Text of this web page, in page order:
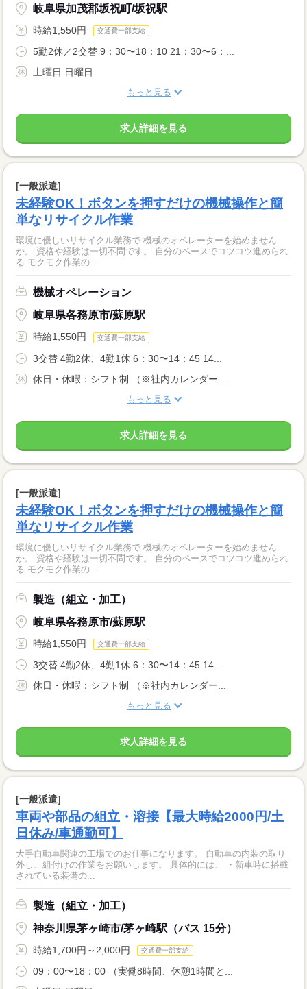
岐阜県加茂郡坂祝町/坂祝駅
時給1,550円 交通費一部支給
5勤2休／2交替 9：30〜18：10 21：30〜6：...
土曜日 日曜日
もっと見る
求人詳細を見る
[一般派遣]
未経験OK！ボタンを押すだけの機械操作と簡
単なリサイクル作業
環境に優しいリサイクル業務で 機械のオペレーターを始めません
か。 資格や経験は一切不問です。 自分のペースでコツコツ進められ
る モクモク作業の...
機械オペレーション
岐阜県各務原市/蘇原駅
時給1,550円 交通費一部支給
3交替 4勤2休、4勤1休 6：30〜14：45 14...
休日・休暇：シフト制 （※社内カレンダー...
もっと見る
求人詳細を見る
[一般派遣]
未経験OK！ボタンを押すだけの機械操作と簡
単なリサイクル作業
環境に優しいリサイクル業務で 機械のオペレーターを始めません
か。 資格や経験は一切不問です。 自分のペースでコツコツ進められ
る モクモク作業の...
製造（組立・加工）
岐阜県各務原市/蘇原駅
時給1,550円 交通費一部支給
3交替 4勤2休、4勤1休 6：30〜14：45 14...
休日・休暇：シフト制 （※社内カレンダー...
もっと見る
求人詳細を見る
[一般派遣]
車両や部品の組立・溶接【最大時給2000円/土
日休み/車通勤可】
大手自動車関連の工場でのお仕事になります。 自動車の内装の取り
外し、組付けの作業をお願いします。 具体的には、 ・新車時に搭載
されている装備の...
製造（組立・加工）
神奈川県茅ヶ崎市/茅ヶ崎駅（バス 15分）
時給1,700円～2,000円 交通費一部支給
09：00〜18：00 （実働8時間、休憩1時間と...